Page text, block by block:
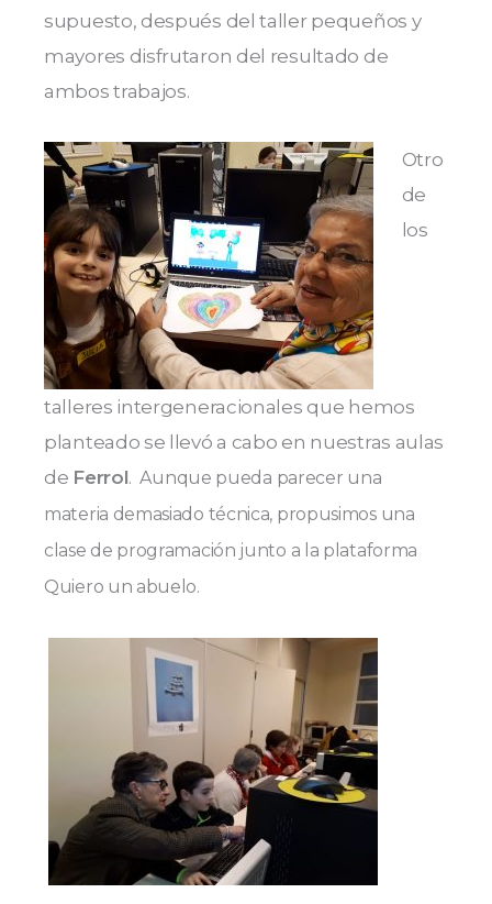
supuesto, después del taller pequeños y
mayores disfrutaron del resultado de
ambos trabajos.
Otro
de
los
talleres intergeneracionales que hemos
planteado se llevó a cabo en nuestras aulas
de Ferrol.Aunque pueda parecer una
materia demasiado técnica, propusimos una
clase de programación junto a la plataforma
Quiero un abuelo.